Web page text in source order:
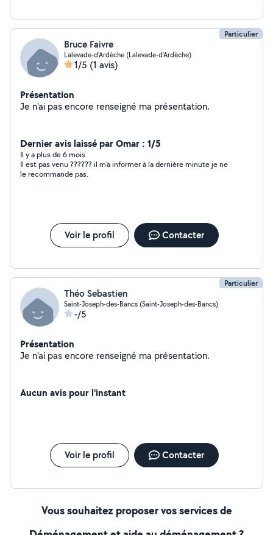
Particulier
Bruce Faivre
Lalevade-d'Ardèche (Lalevade-d'Ardèche)
1/5 (1 avis)
Présentation
Je n'ai pas encore renseigné ma présentation.
Dernier avis laissé par Omar : 1/5
Il y a plus de 6 mois
Il est pas venu ?????? il m’a informer à la dernière minute je ne
le recommande pas.
Voir le profil Contacter
Particulier
Théo Sebastien
Saint-Joseph-des-Bancs (Saint-Joseph-des-Bancs)
-/5
Présentation
Je n'ai pas encore renseigné ma présentation.
Aucun avis pour l'instant
Voir le profil Contacter
Vous souhaitez proposer vos services de